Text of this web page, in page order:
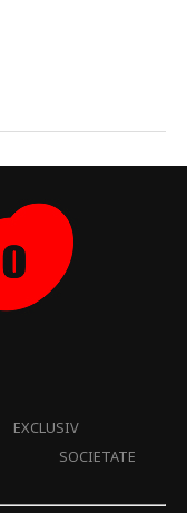
EXCLUSIV
SOCIETATE